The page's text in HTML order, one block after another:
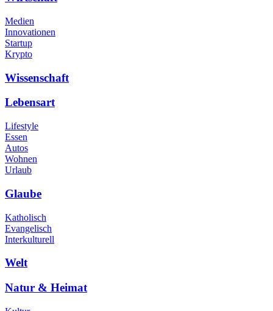
Medien
Innovationen
Startup
Krypto
Wissenschaft
Lebensart
Lifestyle
Essen
Autos
Wohnen
Urlaub
Glaube
Katholisch
Evangelisch
Interkulturell
Welt
Natur & Heimat